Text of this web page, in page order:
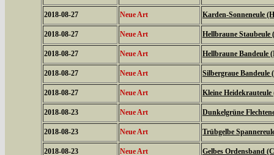
2018-08-27 Neue Art Karden-Sonneneule
2018-08-27 Neue Art Hellbraune
2018-08-27 Neue Art Hellbraune Bandeule
2018-08-27 Neue Art Silbergraue Bandeule
2018-08-27 Neue Art Kleine
2018-08-23 Neue Art Dunkelgrüne
2018-08-23 Neue Art Trübgelbe
2018-08-23 Neue Art Gelbes Ordensband